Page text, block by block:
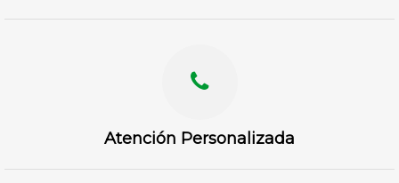
Atención Personalizada